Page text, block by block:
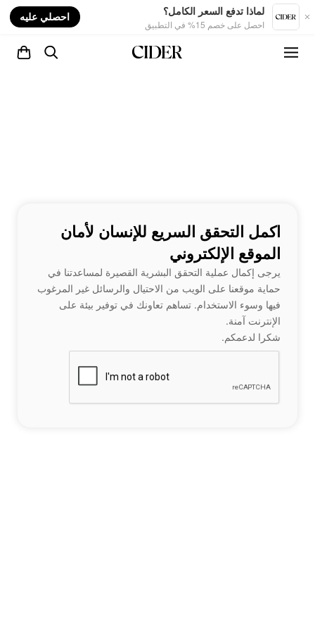
لماذا تدفع السعر الكامل؟
احصل على خصم 15% في التطبيق
احصلي عليه
اكمل التحقق السريع للإنسان لأمان
الموقع الإلكتروني
يرجى إكمال عملية التحقق البشرية القصيرة لمساعدتنا في
حماية موقعنا على الويب من الاحتيال والرسائل غير المرغوب
فيها وسوء الاستخدام. تساهم تعاونك في توفير بيئة على
الإنترنت آمنة.
شكرا لدعمكم.